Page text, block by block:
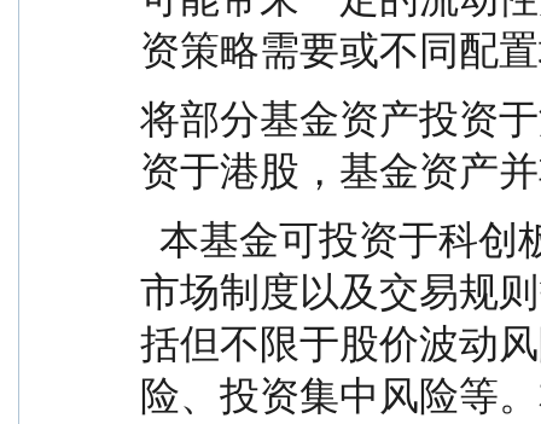
资策略需要或不同配
将部分基金资产投资
资于港股，基金资产
市场制度以及交易规
括但不限于股价波动
险、投资集中风险等